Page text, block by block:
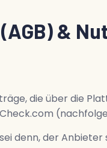
&
die über die
denn, der